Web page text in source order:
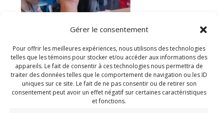
Gérer le consentement
Pour offrir les meilleures expériences, nous utilisons des technologies
telles que les témoins pour stocker et/ou accéder aux informations des
appareils. Le fait de consentir à ces technologies nous permettra de
traiter des données telles que le comportement de navigation ou les ID
uniques sur ce site. Le fait de ne pas consentir ou de retirer son
consentement peut avoir un effet négatif sur certaines caractéristiques
et fonctions.